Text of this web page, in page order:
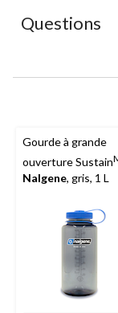
Questions
Gourde à grande
ouverture Sustain
Nalgene, gris, 1 L